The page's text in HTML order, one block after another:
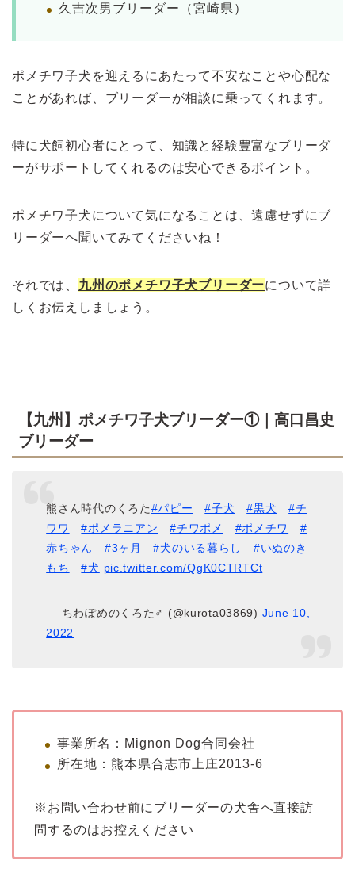
久吉次男ブリーダー（宮崎県）
ポメチワ子犬を迎えるにあたって不安なことや心配な
ことがあれば、ブリーダーが相談に乗ってくれます。
特に犬飼初心者にとって、知識と経験豊富なブリーダ
ーがサポートしてくれるのは安心できるポイント。
ポメチワ子犬について気になることは、遠慮せずにブ
リーダーへ聞いてみてくださいね！
それでは、 九州 のポメチワ子犬ブリーダーについて詳
しくお伝えしましょう。
【九州】ポメチワ子犬ブリーダー①｜高口昌史
ブリーダー
熊さん時代のくろた#パピー #子犬 #黒犬
#チ
ワワ
#ポメラニアン #チワポメ #ポメチワ
#
赤ちゃん
#3ヶ月 #犬のいる暮らし
#いぬのき
もち
#犬 pic.twitter.com/QgK0CTRTCt
— ちわぽめのくろた♂ (@kurota03869) June 10,
2022
事業所名：Mignon Dog合同会社
所在地：熊本県合志市上庄2013-6
※お問い合わせ前にブリーダーの犬舎へ直接訪
問するのはお控えください